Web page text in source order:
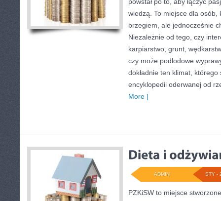
wiedzą. To miejsce dla
brzegiem, ale jednocześnie
Niezależnie od tego, czy
karpiarstwo, grunt,
czy może podlodowe
dokładnie ten klimat,
encyklopedii oderwanej od
More ]
STY -
ADMIN
PZKiSW to miejsce